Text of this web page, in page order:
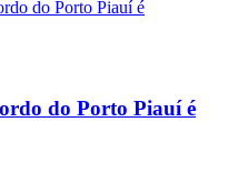
do Porto Piauí é